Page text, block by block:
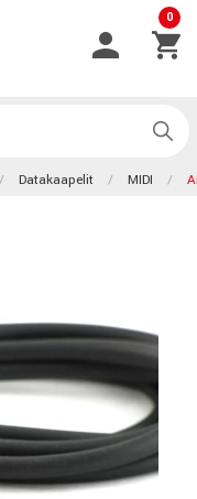
0
Datakaapelit MIDI